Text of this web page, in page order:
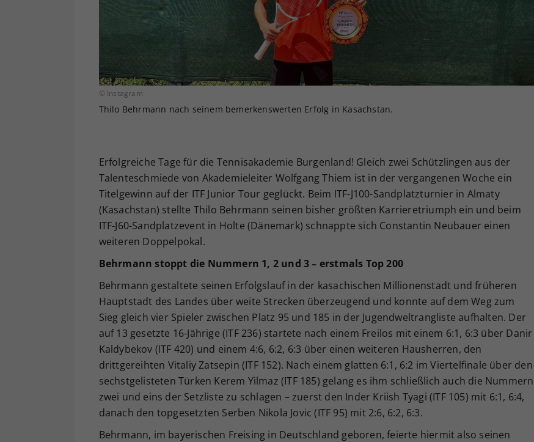
© Instagram
Thilo Behrmann nach seinem bemerkenswerten Erfolg in Kasachstan.
Erfolgreiche Tage für die Tennisakademie Burgenland! Gleich zwei Schützlingen aus der
Talenteschmiede von Akademieleiter Wolfgang Thiem ist in der vergangenen Woche ein
Titelgewinn auf der ITF Junior Tour geglückt. Beim ITF-J100-Sandplatzturnier in Almaty
(Kasachstan) stellte Thilo Behrmann seinen bisher größten Karrieretriumph ein und beim
ITF-J60-Sandplatzevent in Holte (Dänemark) schnappte sich Constantin Neubauer einen
weiteren Doppelpokal.
Behrmann stoppt die Nummern 1, 2 und 3 – erstmals Top 200
Behrmann gestaltete seinen Erfolgslauf in der kasachischen Millionenstadt und früheren
Hauptstadt des Landes über weite Strecken überzeugend und konnte auf dem Weg zum
Sieg gleich vier Spieler zwischen Platz 95 und 185 in der Jugendweltrangliste aufhalten. Der
auf 13 gesetzte 16-Jährige (ITF 236) startete nach einem Freilos mit einem 6:1, 6:3 über Danir
Kaldybekov (ITF 420) und einem 4:6, 6:2, 6:3 über einen weiteren Hausherren, den
drittgereihten Vitaliy Zatsepin (ITF 152). Nach einem glatten 6:1, 6:2 im Viertelfinale über den
sechstgelisteten Türken Kerem Yilmaz (ITF 185) gelang es ihm schließlich auch die Nummern
zwei und eins der Setzliste zu schlagen – zuerst den Inder Kriish Tyagi (ITF 105) mit 6:1, 6:4,
danach den topgesetzten Serben Nikola Jovic (ITF 95) mit 2:6, 6:2, 6:3.
Behrmann, im bayerischen Freising in Deutschland geboren, feierte hiermit also seinen
Ihrer vorgenommen Einstellungen, falls der
Webseiten-Betreiber dies eingestellt hat.